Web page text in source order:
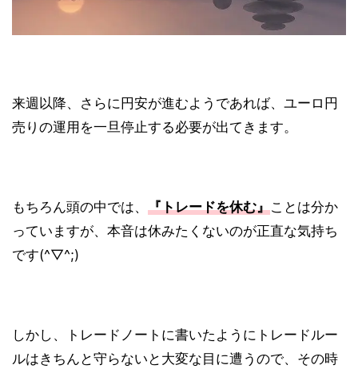
来週以降、さらに円安が進むようであれば、ユーロ円
売りの運用を一旦停止する必要が出てきます。
もちろん頭の中では、 『トレードを休む』ことは分か
っていますが、本音は休みたくないのが正直な気持ち
です(^▽^;)
しかし、トレードノートに書いたようにトレードルー
ルはきちんと守らないと大変な目に遭うので、その時